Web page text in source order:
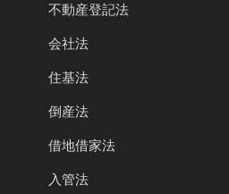
不動産登記法
会社法
住基法
倒産法
借地借家法
入管法